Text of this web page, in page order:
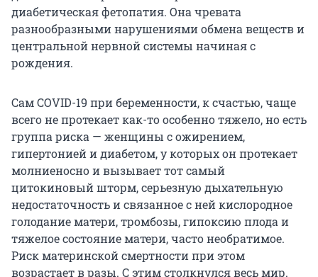
диабетическая фетопатия. Она чревата
разнообразными нарушениями обмена веществ и
центральной нервной системы начиная с
рождения.
Сам COVID-19 при беременности, к счастью, чаще
всего не протекает как-то особенно тяжело, но есть
группа риска — женщины с ожирением,
гипертонией и диабетом, у которых он протекает
молниеносно и вызывает тот самый
цитокиновый шторм, серьезную дыхательную
недостаточность и связанное с ней кислородное
голодание матери, тромбозы, гипоксию плода и
тяжелое состояние матери, часто необратимое.
Риск материнской смертности при этом
возрастает в разы. С этим столкнулся весь мир.